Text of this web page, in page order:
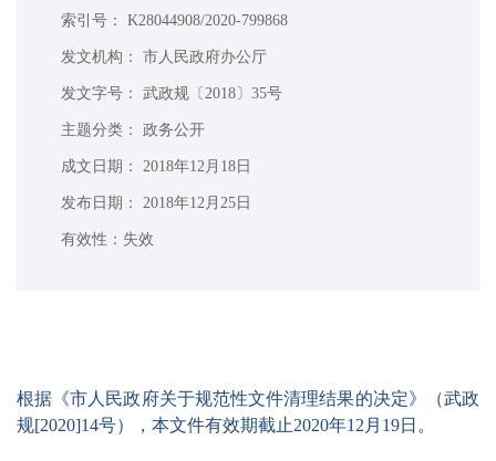
索引号： K28044908/2020-799868
发文机构： 市人民政府办公厅
发文字号： 武政规〔2018〕35号
主题分类： 政务公开
成文日期： 2018年12月18日
发布日期： 2018年12月25日
有效性：失效
根据《市人民政府关于规范性文件清理结果的决定》（武政
规[2020]14号），本文件有效期截止2020年12月19日。